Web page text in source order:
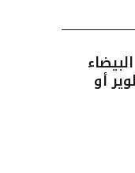
أو